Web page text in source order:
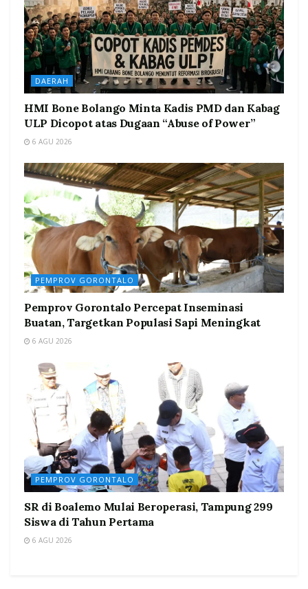
DAERAH
HMI Bone Bolango Minta Kadis PMD dan Kabag
ULP Dicopot atas Dugaan “Abuse of Power”
6 AGU 2026
PEMPROV GORONTALO
Pemprov Gorontalo Percepat Inseminasi
Buatan, Targetkan Populasi Sapi Meningkat
6 AGU 2026
PEMPROV GORONTALO
SR di Boalemo Mulai Beroperasi, Tampung 299
Siswa di Tahun Pertama
6 AGU 2026